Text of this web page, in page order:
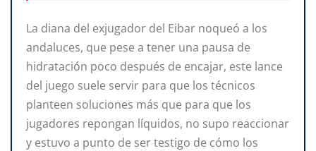
La diana del exjugador del Eibar noqueó a los
andaluces, que pese a tener una pausa de
hidratación poco después de encajar, este lance
del juego suele servir para que los técnicos
planteen soluciones más que para que los
jugadores repongan líquidos, no supo reaccionar
y estuvo a punto de ser testigo de cómo los